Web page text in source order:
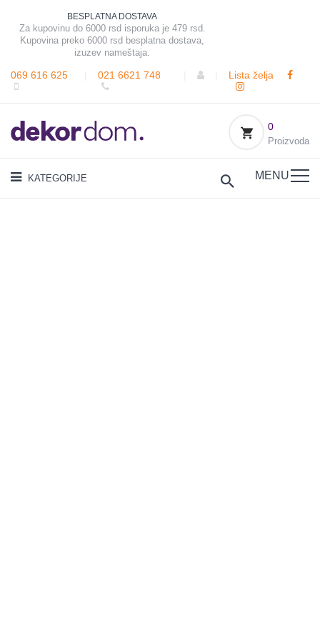
BESPLATNA DOSTAVA
Za kupovinu do 6000 rsd isporuka je 479 rsd.
Kupovina preko 6000 rsd besplatna dostava,
izuzev nameštaja.
069 616 625 021 6621 748 Lista želja
0
Proizvoda
KATEGORIJE MENU